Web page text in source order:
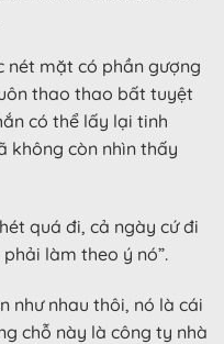
nét mặt có phần gượng
thao thao bất tuyệt
có thể lấy lại tinh
không còn nhìn thấy
quá đi, cả ngày cứ đi
làm theo ý nó”.
như nhau thôi, nó là cái
chỗ này là công ty nhà